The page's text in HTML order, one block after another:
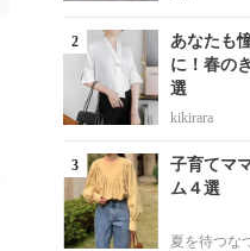
あなたも
に！春の
選
kikirara
子育てマ
ム４選
夏を待つな